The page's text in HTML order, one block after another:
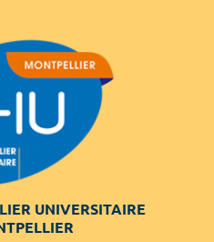
UNIVERSITAIRE